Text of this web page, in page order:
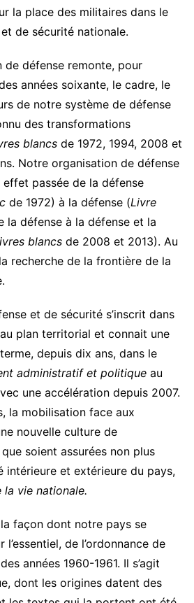
la place des militaires dans le
de sécurité nationale.
de défense remonte, pour
années soixante, le cadre, le
de notre système de défense
des transformations
blancs de 1972, 1994, 2008 et
Notre organisation de défense
passée de la défense
de 1972) à la défense (Livre
la défense à la défense et la
blancs de 2008 et 2013). Au
recherche de la frontière de la
et de sécurité s’inscrit dans
plan territorial et connait une
depuis dix ans, dans le
administratif et politique au
une accélération depuis 2007.
la mobilisation face aux
nouvelle culture de
soient assurées non plus
intérieure et extérieure du pays,
vie nationale.
façon dont notre pays se
de l’ordonnance de
années 1960-1961. Il s’agit
dont les origines datent des